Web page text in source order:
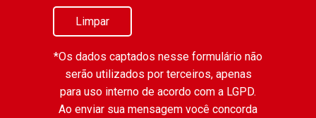
Limpar
*Os dados captados nesse formulário não
serão utilizados por terceiros, apenas
para uso interno de acordo com a LGPD.
Ao enviar sua mensagem você concorda